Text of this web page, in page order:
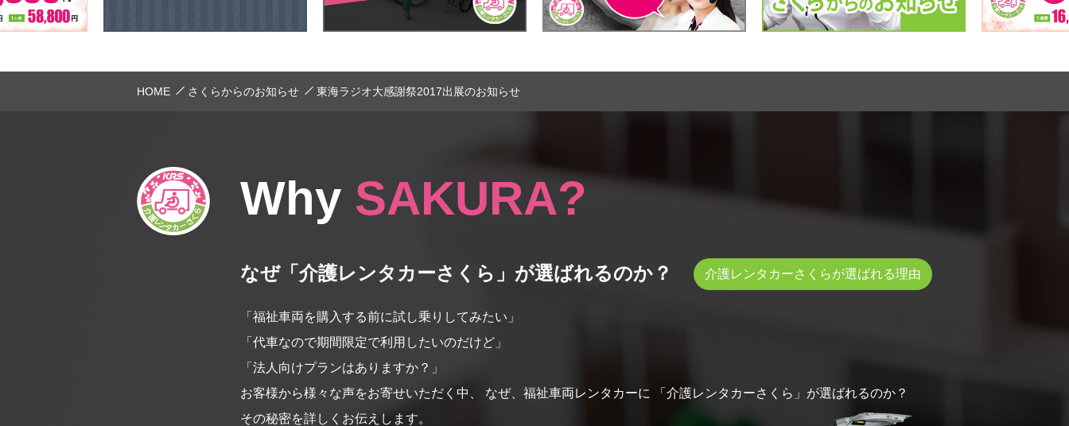
HOME さくらからのお知らせ 東海ラジオ大感謝祭2017出展のお知らせ
Why SAKURA?
なぜ「介護レンタカーさくら」が選ばれるのか？
「福祉車両を購入する前に試し乗りしてみたい」
「代車なので期間限定で利用したいのだけど」
「法人向けプランはありますか？」
お客様から様々な声をお寄せいただく中、
なぜ、福祉車両レンタカーに
「介護レンタカーさくら」が選ばれるのか？
その秘密を詳しくお伝えします。
介護レンタカーさくらが選ばれる理由